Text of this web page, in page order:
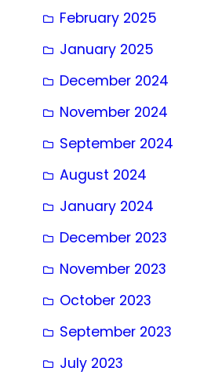
February 2025
January 2025
December 2024
November 2024
September 2024
August 2024
January 2024
December 2023
November 2023
October 2023
September 2023
July 2023